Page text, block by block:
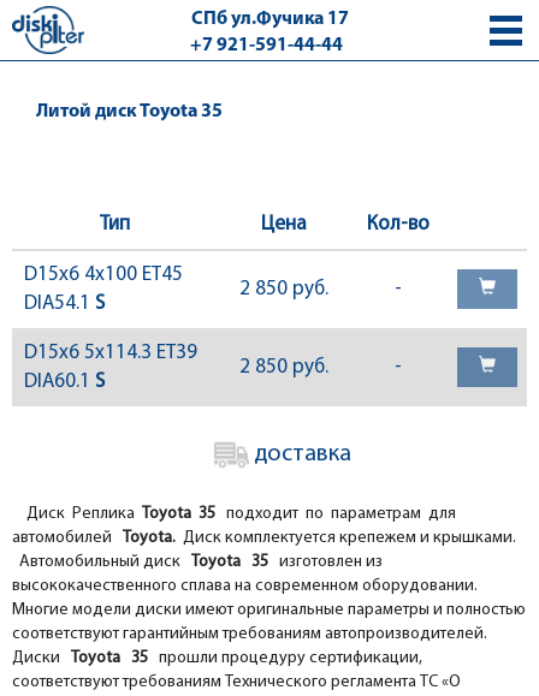
СПб ул.Фучика 17
+7 921-591-44-44
Литой диск Toyota 35
Тип Цена Кол-во
D15x6 4x100 ET45
DIA54.1 S
2 850 руб. -
D15x6 5x114.3 ET39
DIA60.1 S
2 850 руб. -
доставка
Диск Реплика Toyota 35 подходит по параметрам для
автомобилей
Toyota. Диск комплектуется крепежем и крышками.
Автомобильный диск
Toyota 35 изготовлен из
высококачественного сплава на современном оборудовании.
Многие модели диски имеют оригинальные параметры и полностью
соответствуют гарантийным требованиям автопроизводителей.
Диски Toyota 35 прошли процедуру сертификации,
соответствуют требованиям Технического регламента ТС «О